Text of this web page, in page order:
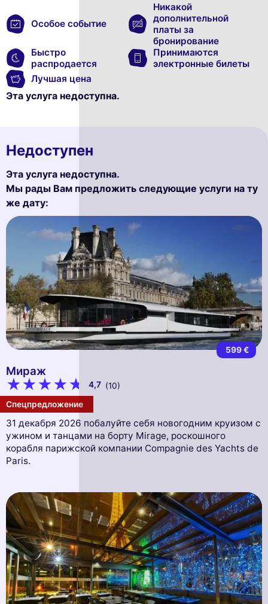
Особое событие
Никакой
дополнительной
платы за
бронирование
Быстро
распродается
Принимаются
электронные билеты
Лучшая цена
Эта услуга недоступна.
Недоступен
Эта услуга недоступна.
Мы рады Вам предложить следующие услуги на ту
же дату:
599 €
Мираж
4,7 (10)
Спецпредложение
31 декабря 2026 побалуйте себя новогодним круизом с
ужином и танцами на борту Mirage, роскошного
корабля парижской компании Compagnie des Yachts de
Paris.